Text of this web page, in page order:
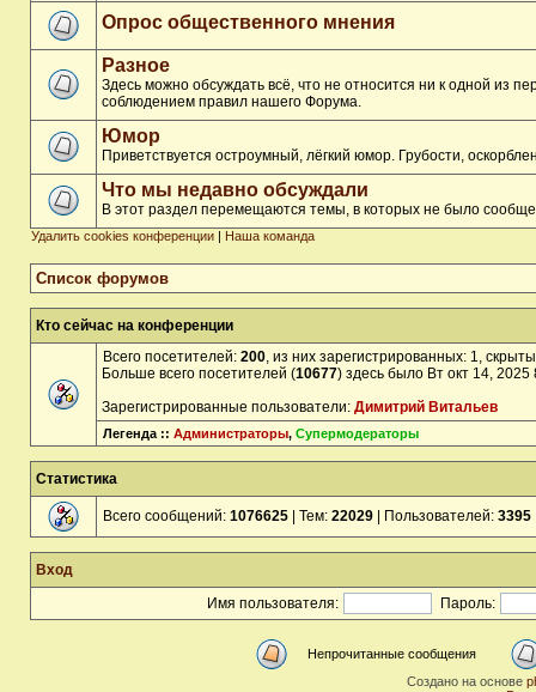
Опрос общественного мнения
Разное
Здесь можно обсуждать всё, что не относится ни к одной из
соблюдением правил нашего Форума.
Юмор
Приветствуется остроумный, лёгкий юмор. Грубости,
Что мы недавно обсуждали
В этот раздел перемещаются темы, в которых не было
Удалить cookies конференции | Наша команда
Список форумов
Кто сейчас на конференции
Всего посетителей: 200, из них зарегистрированных: 1,
Больше всего посетителей (10677) здесь было Вт окт 14, 2025
Зарегистрированные пользователи: Димитрий Витальев
Легенда :: Администраторы, Супермодераторы
Статистика
Всего сообщений: 1076625 | Тем: 22029 | Пользователей: 3395
Вход
Имя пользователя:
Пароль:
Непрочитанные сообщения
Создано на основе